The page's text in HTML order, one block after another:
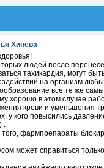
Хинёва
людей после
тахикардия, могут
на организм
все те же
хорошо в этом случае
крови и уменьшения
у кого повысились
.
того, фармпрепараты
может справиться